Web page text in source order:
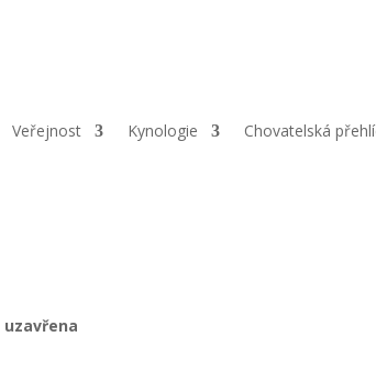
Veřejnost Kynologie Chovatelská
uzavřena